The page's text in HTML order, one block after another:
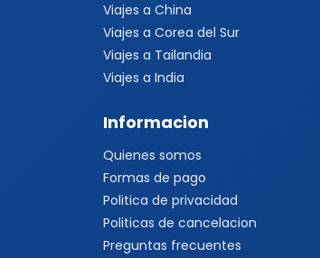
Viajes a China
Viajes a Corea del Sur
Viajes a Tailandia
Viajes a India
Informacion
Quienes somos
Formas de pago
Politica de privacidad
Politicas de cancelacion
Preguntas frecuentes